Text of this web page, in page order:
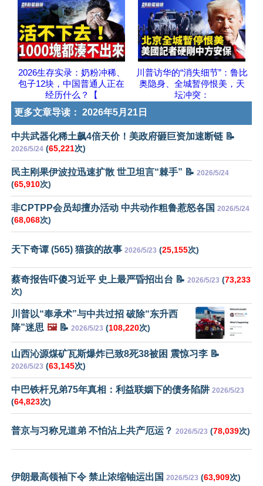
2026生存实录：奶粉冲稀、
包子12块，中国普通人正在
经历什么？【
川普访华的“消失细节”：鲁比
奥隐身、全城暂停恨美，天
坛冲突：
更多文章导读： 2026年5月21日
中共武器化稀土飙4倍天价！美政府砸巨资加速断链 📝
2026/5/24 (65,221次)
民主刚果伊波拉迅速扩散 世卫坦言“棘手” 📝 2026/5/24
(65,910次)
非CPTPP会员却擅办活动 中共动作粗鲁惹怒各国 2026/5/24
(68,068次)
天下奇谭 (565) 猫孩的故事 2026/5/23 (25,155次)
蔡奇报告吓傻习近平 史上最严昏招出台 📝 2026/5/23 (73,233
次)
川普以“奉承术”与中共过招 破除“东升西
降”迷思 🖼️📝 2026/5/23 (108,220次)
山西沁源煤矿瓦斯爆炸已致8死38被困 震惊习李 📝
2026/5/23 (63,145次)
中巴铁杆兄弟75年真相：利益联姻下的债务陷阱 2026/5/23
(64,823次)
普京与习称兄道弟 不怕沾上共产厄运？ 2026/5/23 (78,039次)
伊朗最高领袖下令 禁止浓缩铀运出国 2026/5/23 (63,909次)